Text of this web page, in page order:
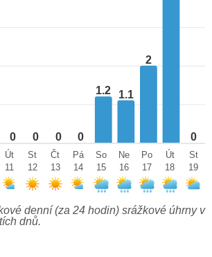
0 0 0 0
1.2 1.1
2
0
Út
11
St
12
Čt
13
Pá
14
So
15
Ne
16
Po
17
Út
18
St
19
denní (za 24 hodin) srážkové úhrny v
dnů.